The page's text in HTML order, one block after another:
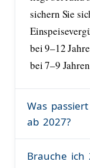
sichern Sie
bei 9–12
bei 7–9
Was
ab 2027?
Brauche ich